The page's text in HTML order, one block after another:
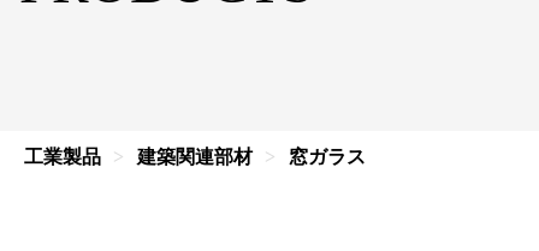
工業製品 建築関連部材 窓ガラス